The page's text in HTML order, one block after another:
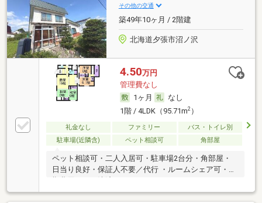
その他の交通
築49年10ヶ月 / 2階建
北海道夕張市沼ノ沢
4.50万円
管理費なし
1ヶ月
なし
1階 / 4LDK（95.71m2）
礼金なし ファミリー
バス・トイレ別
駐車場(近隣含)
ペット相談可 角部屋
ペット相談可・二人入居可・駐車場2台分・角部屋・
日当り良好・保証人不要／代行 ・ルームシェア可・初